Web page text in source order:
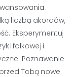
liczbą akordów,
Eksperymentuj
folkowej i
Poznawanie
Tobą nowe